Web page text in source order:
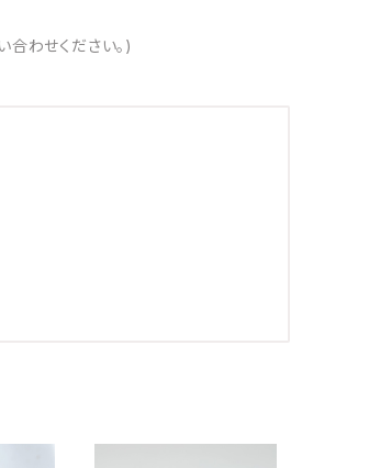
わせください。)